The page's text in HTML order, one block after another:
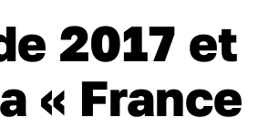
2017 et
« France